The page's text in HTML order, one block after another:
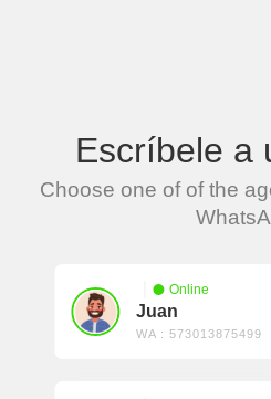
Escríbele a
Choose one of of the
Juan
Online
WA : 573013875499